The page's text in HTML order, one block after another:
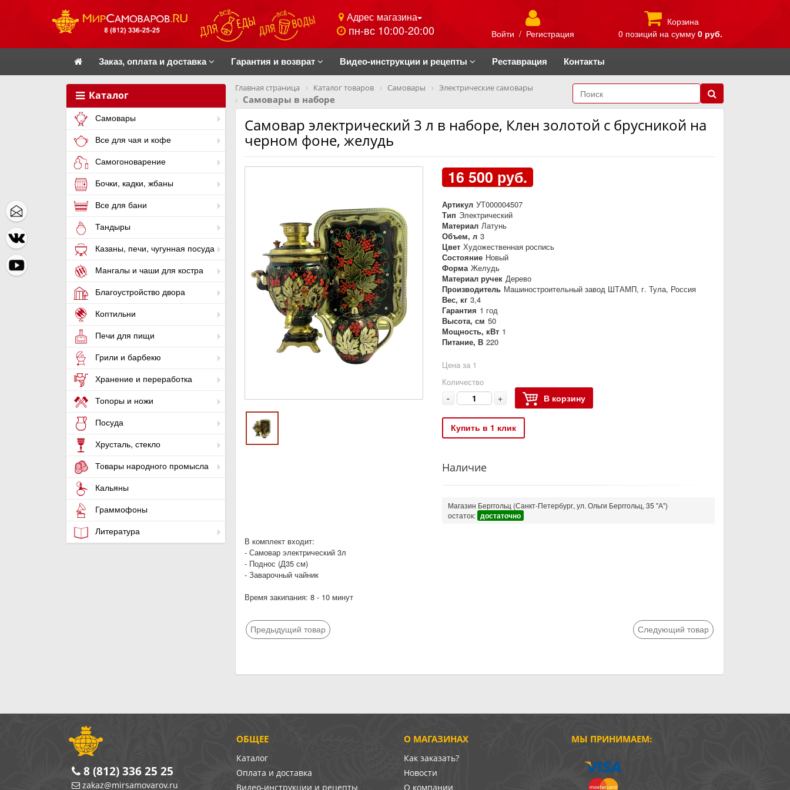
Адрес магазина
пн-вс 10:00-20:00 Войти / Регистрация
Корзина
0 позиций на сумму 0 руб.
Заказ, оплата и доставка Гарантия и возврат Видео-инструкции и рецепты Реставрация Контакты
Каталог
Самовары
Все для чая и кофе
Самогоноварение
Бочки, кадки, жбаны
Все для бани
Тандыры
Казаны, печи, чугунная посуда
Мангалы и чаши для костра
Благоустройство двора
Коптильни
Печи для пищи
Грили и барбекю
Хранение и переработка
Топоры и ножи
Посуда
Хрусталь, стекло
Товары народного промысла
Кальяны
Граммофоны
Литература
Главная страница Каталог товаров Самовары Электрические самовары
Самовары в наборе
Самовар электрический 3 л в наборе, Клен золотой с брусникой на
черном фоне, желудь
16 500 руб.
Артикул УТ000004507
Тип Электрический
Материал Латунь
Объем, л 3
Цвет Художественная роспись
Состояние Новый
Форма Желудь
Материал ручек Дерево
Производитель Машиностроительный завод ШТАМП, г. Тула, Россия
Вес, кг 3,4
Гарантия 1 год
Высота, см 50
Мощность, кВт 1
Питание, В 220
Цена за 1
Количество
- + В корзину
Купить в 1 клик
Наличие
Магазин Берггольц (Санкт-Петербург, ул. Ольги Берггольц, 35 "А")
остаток: достаточно
В комплект входит:
- Самовар электрический 3л
- Поднос (Д35 см)
- Заварочный чайник
Время закипания: 8 - 10 минут
Предыдущий товар Следующий товар
О МАГАЗИНАХ
Как заказать?
Новости
О компании
ОБЩЕЕ
Каталог
Оплата и доставка
Видео-инструкции и рецепты
МЫ ПРИНИМАЕМ:
8 (812) 336 25 25
zakaz@mirsamovarov.ru